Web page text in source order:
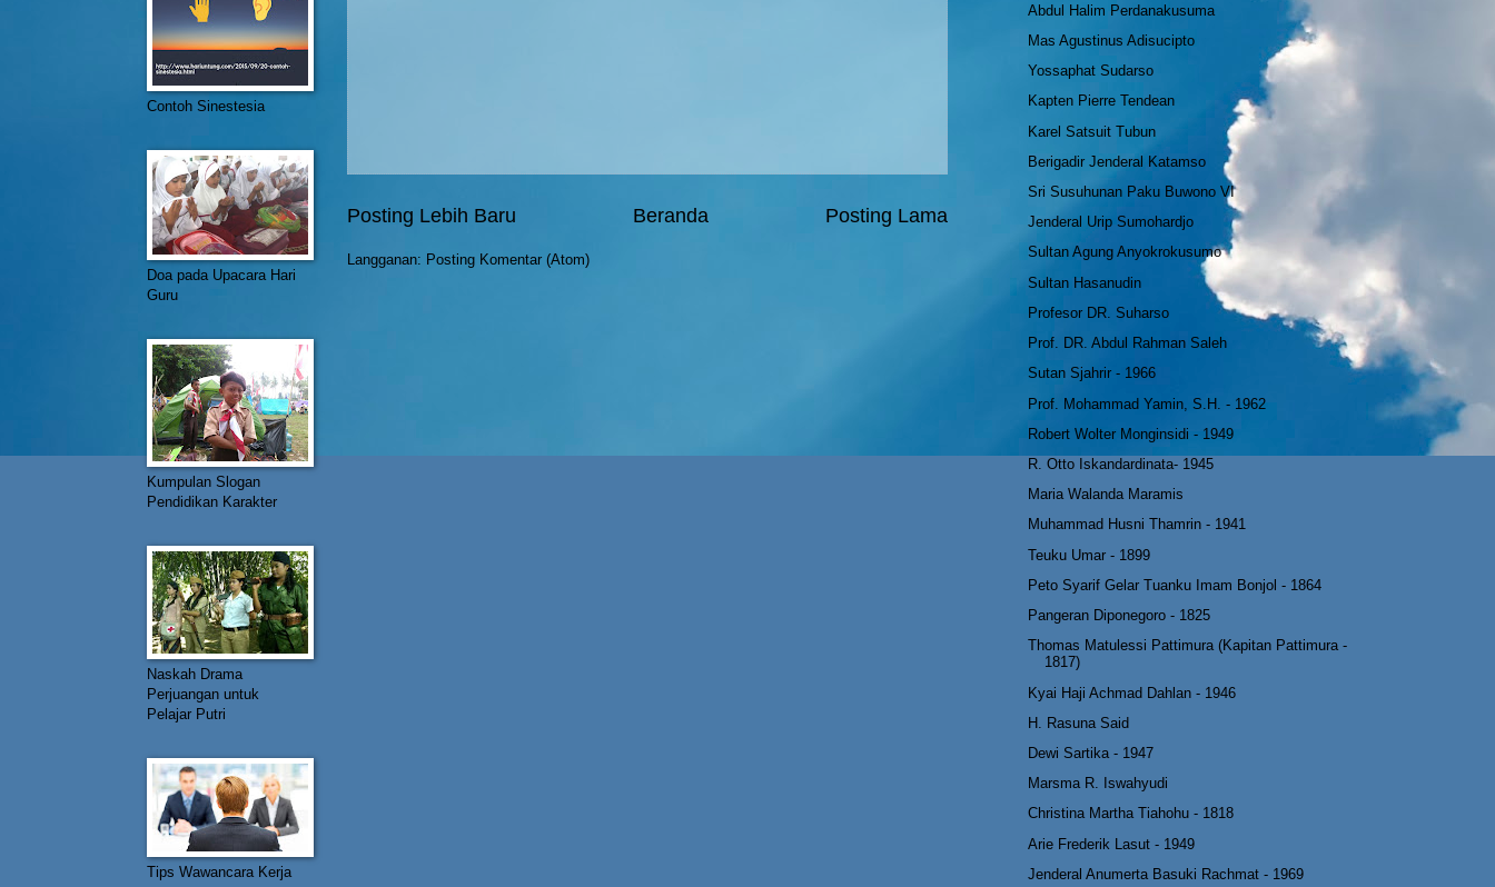
Posting Lebih Baru Posting Lama
Beranda
Langganan: Posting Komentar (Atom)
Contoh Sinestesia
Doa pada Upacara Hari
Guru
Kumpulan Slogan
Pendidikan Karakter
Naskah Drama
Perjuangan untuk
Pelajar Putri
Tips Wawancara Kerja
Abdul Halim Perdanakusuma
Mas Agustinus Adisucipto
Yossaphat Sudarso
Kapten Pierre Tendean
Karel Satsuit Tubun
Berigadir Jenderal Katamso
Sri Susuhunan Paku Buwono VI
Jenderal Urip Sumohardjo
Sultan Agung Anyokrokusumo
Sultan Hasanudin
Profesor DR. Suharso
Prof. DR. Abdul Rahman Saleh
Sutan Sjahrir - 1966
Prof. Mohammad Yamin, S.H. - 1962
Robert Wolter Monginsidi - 1949
R. Otto Iskandardinata- 1945
Maria Walanda Maramis
Muhammad Husni Thamrin - 1941
Teuku Umar - 1899
Peto Syarif Gelar Tuanku Imam Bonjol - 1864
Pangeran Diponegoro - 1825
Thomas Matulessi Pattimura (Kapitan Pattimura -
1817)
Kyai Haji Achmad Dahlan - 1946
H. Rasuna Said
Dewi Sartika - 1947
Marsma R. Iswahyudi
Christina Martha Tiahohu - 1818
Arie Frederik Lasut - 1949
Jenderal Anumerta Basuki Rachmat - 1969